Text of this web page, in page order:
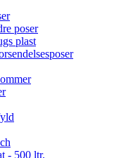
poser
plast
- 500 ltr.